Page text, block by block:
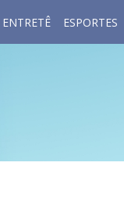
ENTRETÊ ESPORTES